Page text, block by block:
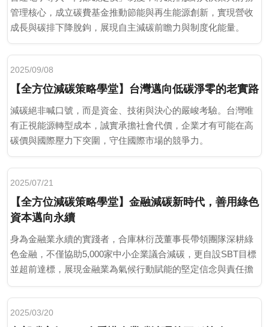
管理核心，成立碳費基金推動節能與再生能源創新，實現營收
成長與碳排下降脫鉤，展現自主減碳前瞻力與制度化能量。
2025/09/08
【全方位減碳策略學堂】台灣邁向低碳淨零的老實路
減碳絕非喊口號，而是資金、技術與決心的嚴峻考驗。台灣唯
有正視能源轉型成本，誠實承擔社會代價，企業才有可能在高
碳價與國際壓力下突圍，守住國際市場的競爭力。
2025/07/21
【全方位減碳策略學堂】金融減碳新時代，善用綠色
資本邁向永續
身為金融業永續的實踐者，合庫林衍茂董事長帶領團隊深耕綠
色金融，不僅協助5,000家中小企業議合減碳，更自設SBT目標
並超前達標，展現金融業為氣候行動賦能的堅定信念與責任擔
當。
2025/03/20